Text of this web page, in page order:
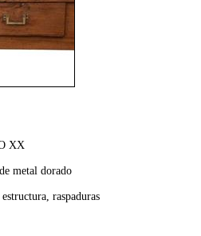
XX
metal dorado
raspaduras